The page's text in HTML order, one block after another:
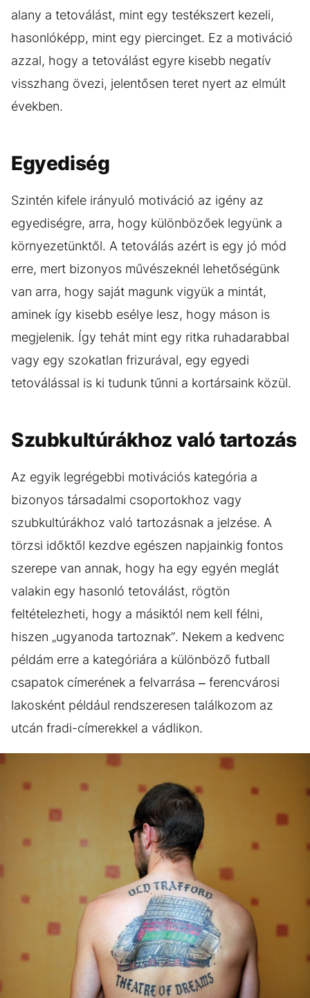
alany a tetoválást, mint egy testékszert kezeli,
hasonlóképp, mint egy piercinget. Ez a motiváció
azzal, hogy a tetoválást egyre kisebb negatív
visszhang övezi, jelentősen teret nyert az elmúlt
években.
Egyediség
Szintén kifele irányuló motiváció az igény az
egyediségre, arra, hogy különbözőek legyünk a
környezetünktől. A tetoválás azért is egy jó mód
erre, mert bizonyos művészeknél lehetőségünk
van arra, hogy saját magunk vigyük a mintát,
aminek így kisebb esélye lesz, hogy máson is
megjelenik. Így tehát mint egy ritka ruhadarabbal
vagy egy szokatlan frizurával, egy egyedi
tetoválással is ki tudunk tűnni a kortársaink közül.
Szubkultúrákhoz való tartozás
Az egyik legrégebbi motivációs kategória a
bizonyos társadalmi csoportokhoz vagy
szubkultúrákhoz való tartozásnak a jelzése. A
törzsi időktől kezdve egészen napjainkig fontos
szerepe van annak, hogy ha egy egyén meglát
valakin egy hasonló tetoválást, rögtön
feltételezheti, hogy a másiktól nem kell félni,
hiszen „ugyanoda tartoznak”. Nekem a kedvenc
példám erre a kategóriára a különböző futball
csapatok címerének a felvarrása – ferencvárosi
lakosként például rendszeresen találkozom az
utcán fradi-címerekkel a vádlikon.